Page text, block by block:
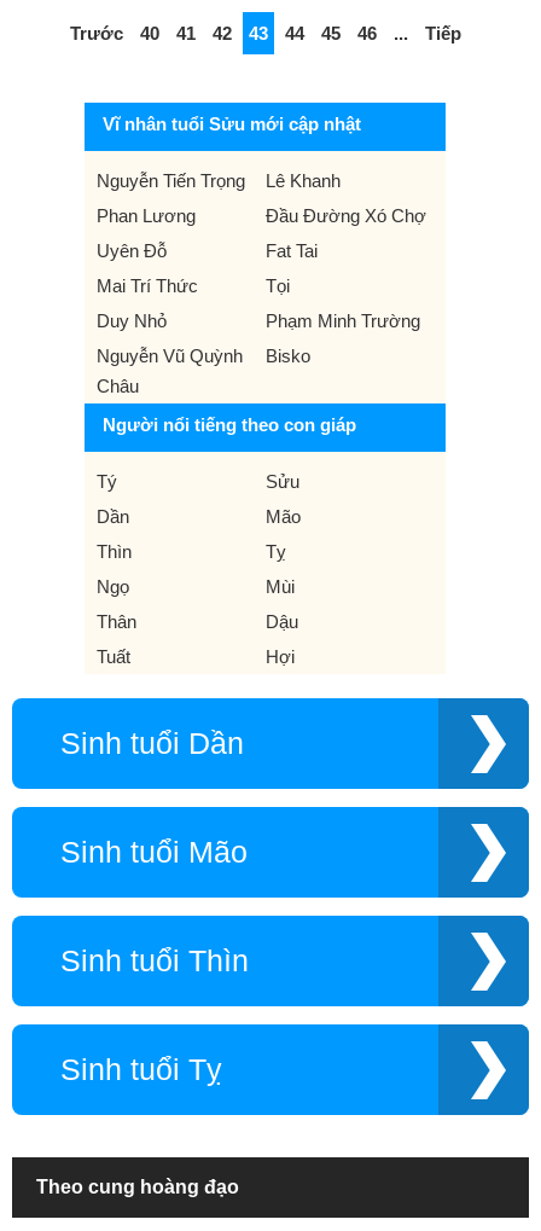
Trước 40 41 42 43 44 45 46 ... Tiếp
Vĩ nhân tuổi Sửu mới cập nhật
Nguyễn Tiến Trọng
Lê Khanh
Phan Lương
Đầu Đường Xó Chợ
Uyên Đỗ
Fat Tai
Mai Trí Thức
Tọi
Duy Nhỏ
Phạm Minh Trường
Nguyễn Vũ Quỳnh
Châu
Bisko
Người nổi tiếng theo con giáp
Tý
Sửu
Dần
Mão
Thìn
Tỵ
Ngọ
Mùi
Thân
Dậu
Tuất
Hợi
Sinh tuổi Dần
Sinh tuổi Mão
Sinh tuổi Thìn
Sinh tuổi Tỵ
Theo cung hoàng đạo